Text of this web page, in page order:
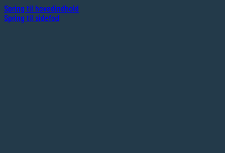
Spring til hovedindhold
Spring til sidefod